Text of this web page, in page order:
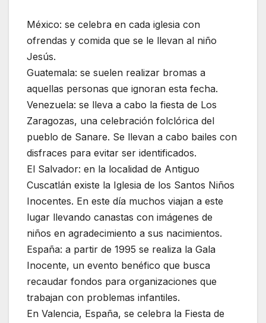
México: se celebra en cada iglesia con
ofrendas y comida que se le llevan al niño
Jesús.
Guatemala: se suelen realizar bromas a
aquellas personas que ignoran esta fecha.
Venezuela: se lleva a cabo la fiesta de Los
Zaragozas, una celebración folclórica del
pueblo de Sanare. Se llevan a cabo bailes con
disfraces para evitar ser identificados.
El Salvador: en la localidad de Antiguo
Cuscatlán existe la Iglesia de los Santos Niños
Inocentes. En este día muchos viajan a este
lugar llevando canastas con imágenes de
niños en agradecimiento a sus nacimientos.
España: a partir de 1995 se realiza la Gala
Inocente, un evento benéfico que busca
recaudar fondos para organizaciones que
trabajan con problemas infantiles.
En Valencia, España, se celebra la Fiesta de